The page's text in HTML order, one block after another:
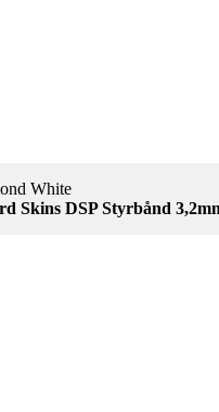
White
Skins DSP Styrbånd